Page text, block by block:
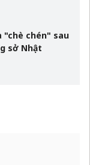
"chè chén" sau
sở Nhật